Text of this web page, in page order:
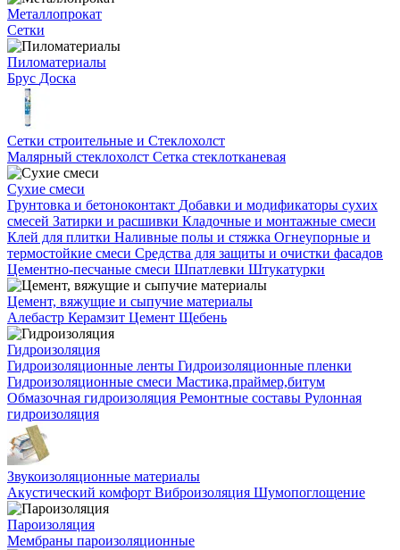
Металлопрокат
Сетки
Пиломатериалы
Брус Доска
Сетки строительные и Стеклохолст
Малярный стеклохолст Сетка стеклотканевая
Сухие смеси
Грунтовка и бетоноконтакт Добавки и модификаторы сухих
смесей Затирки и расшивки Кладочные и монтажные смеси
Клей для плитки Наливные полы и стяжка Огнеупорные и
термостойкие смеси Средства для защиты и очистки фасадов
Цементно-песчаные смеси Шпатлевки Штукатурки
Цемент, вяжущие и сыпучие материалы
Алебастр Керамзит Цемент Щебень
Гидроизоляция
Гидроизоляционные ленты Гидроизоляционные пленки
Гидроизоляционные смеси Мастика,праймер,битум
Обмазочная гидроизоляция Ремонтные составы Рулонная
гидроизоляция
Звукоизоляционные материалы
Акустический комфорт Виброизоляция Шумопоглощение
Пароизоляция
Мембраны пароизоляционные